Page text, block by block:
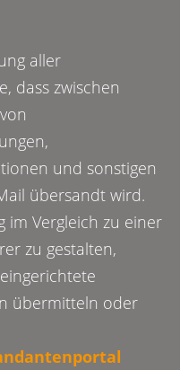
aller
dass zwischen
und sonstigen
übersandt wird.
im Vergleich zu einer
zu gestalten,
übermitteln oder